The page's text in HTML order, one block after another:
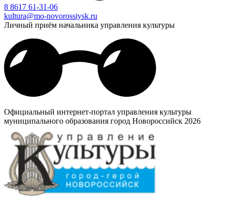
8 8617 61-31-06
kultura@mo-novorossiysk.ru
Личный приём начальника управления культуры
Официальный интернет-портал управления культуры
муниципального образования город Новороссийск 2026